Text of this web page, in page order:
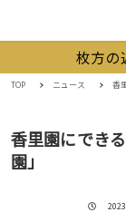
枚方の
TOP ニュース 香
香里園にでき
園」
投稿